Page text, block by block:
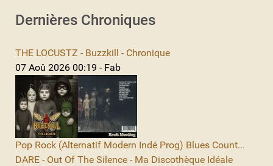
Dernières Chroniques
THE LOCUSTZ - Buzzkill - Chronique
07 Aoû 2026 00:19 - Fab
Pop Rock (Alternatif Modern Indé Prog) Blues Count...
DARE - Out Of The Silence - Ma Discothèque Idéale